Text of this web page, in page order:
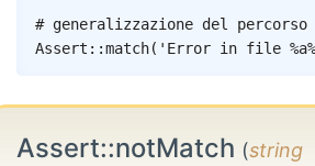
# generalizzazione del
Assert ::match( 'Error in file
Assert::notMatch (string